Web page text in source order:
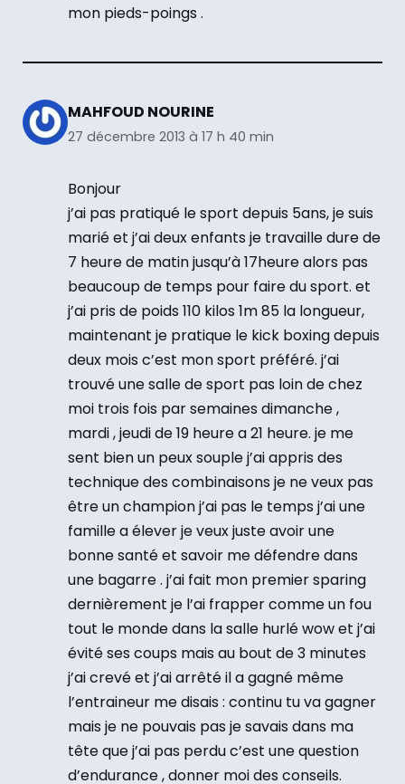
mon pieds-poings .
MAHFOUD NOURINE
27 décembre 2013 à 17 h 40 min
Bonjour
j’ai pas pratiqué le sport depuis 5ans, je suis
marié et j’ai deux enfants je travaille dure de
7 heure de matin jusqu’à 17heure alors pas
beaucoup de temps pour faire du sport. et
j’ai pris de poids 110 kilos 1m 85 la longueur,
maintenant je pratique le kick boxing depuis
deux mois c’est mon sport préféré. j’ai
trouvé une salle de sport pas loin de chez
moi trois fois par semaines dimanche ,
mardi , jeudi de 19 heure a 21 heure. je me
sent bien un peux souple j’ai appris des
technique des combinaisons je ne veux pas
être un champion j’ai pas le temps j’ai une
famille a élever je veux juste avoir une
bonne santé et savoir me défendre dans
une bagarre . j’ai fait mon premier sparing
dernièrement je l’ai frapper comme un fou
tout le monde dans la salle hurlé wow et j’ai
évité ses coups mais au bout de 3 minutes
j’ai crevé et j’ai arrêté il a gagné même
l’entraineur me disais : continu tu va gagner
mais je ne pouvais pas je savais dans ma
tête que j’ai pas perdu c’est une question
d’endurance , donner moi des conseils.